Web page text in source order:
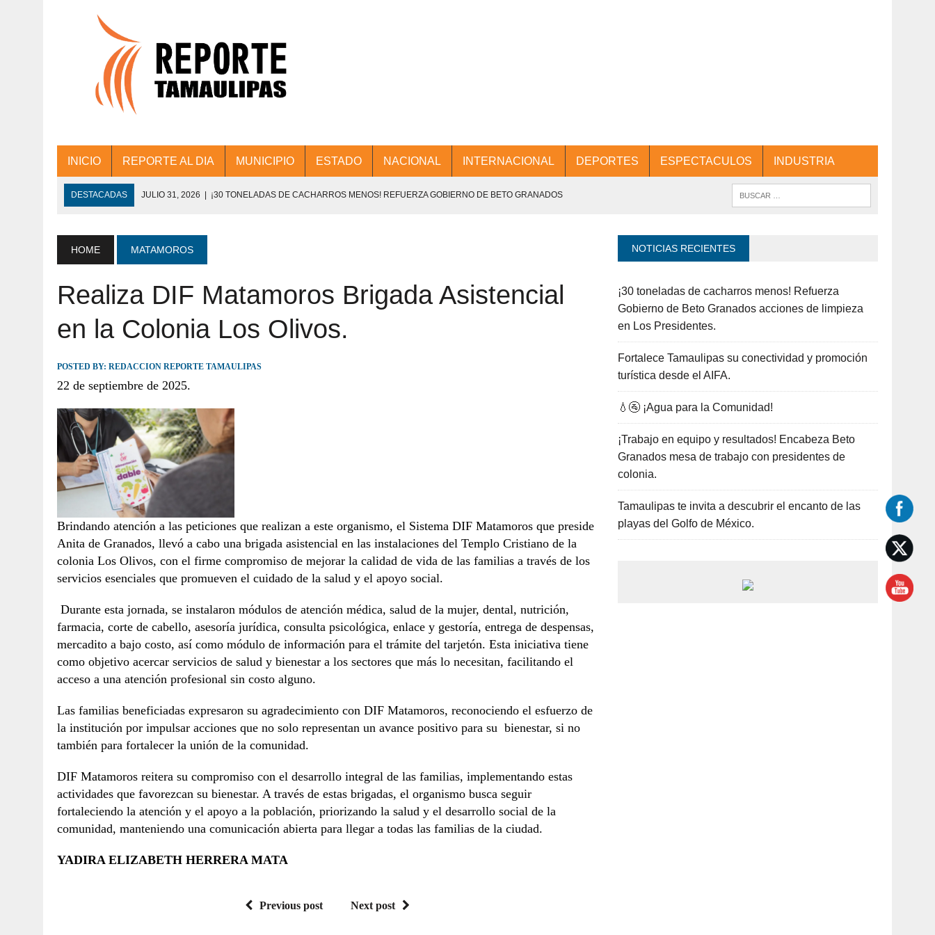
INICIO REPORTE AL DIA MUNICIPIO ESTADO NACIONAL INTERNACIONAL DEPORTES ESPECTACULOS INDUSTRIA
DESTACADAS JULIO 31, 2026 | ¡30 TONELADAS DE CACHARROS MENOS! REFUERZA GOBIERNO DE BETO GRANADOS
JULIO 30, 2026 | 💧🚰 ¡AGUA PARA LA COMUNIDAD!
JULIO 30, 2026 ¡TRABAJO EN EQUIPO Y RESULTADOS! ENCABEZA BETO GRANADOS MESA DE TRABAJO CON PRESIDENTES
JULIO 30, 2026 TAMAULIPAS TE INVITA A DESCUBRIR EL ENCANTO DE LAS PLAYAS DEL GOLFO DE MÉXICO.
HOME MATAMOROS
Realiza DIF Matamoros Brigada Asistencial
en la Colonia Los Olivos.
POSTED BY: REDACCION REPORTE TAMAULIPAS
22 de septiembre de 2025.
Brindando atención a las peticiones que realizan a este organismo, el Sistema DIF Matamoros que preside
Anita de Granados, llevó a cabo una brigada asistencial en las instalaciones del Templo Cristiano de la
colonia Los Olivos, con el firme compromiso de mejorar la calidad de vida de las familias a través de los
servicios esenciales que promueven el cuidado de la salud y el apoyo social.
Durante esta jornada, se instalaron módulos de atención médica, salud de la mujer, dental, nutrición,
farmacia, corte de cabello, asesoría jurídica, consulta psicológica, enlace y gestoría, entrega de despensas,
mercadito a bajo costo, así como módulo de información para el trámite del tarjetón. Esta iniciativa tiene
como objetivo acercar servicios de salud y bienestar a los sectores que más lo necesitan, facilitando el
acceso a una atención profesional sin costo alguno.
Las familias beneficiadas expresaron su agradecimiento con DIF Matamoros, reconociendo el esfuerzo de
la institución por impulsar acciones que no solo representan un avance positivo para su bienestar, si no
también para fortalecer la unión de la comunidad.
DIF Matamoros reitera su compromiso con el desarrollo integral de las familias, implementando estas
actividades que favorezcan su bienestar. A través de estas brigadas, el organismo busca seguir
fortaleciendo la atención y el apoyo a la población, priorizando la salud y el desarrollo social de la
comunidad, manteniendo una comunicación abierta para llegar a todas las familias de la ciudad.
YADIRA ELIZABETH HERRERA MATA
Previous post Next post
NOTICIAS RECIENTES
¡30 toneladas de cacharros menos! Refuerza
Gobierno de Beto Granados acciones de limpieza
en Los Presidentes.
Fortalece Tamaulipas su conectividad y promoción
turística desde el AIFA.
💧🚰 ¡Agua para la Comunidad!
¡Trabajo en equipo y resultados! Encabeza Beto
Granados mesa de trabajo con presidentes de
colonia.
Tamaulipas te invita a descubrir el encanto de las
playas del Golfo de México.